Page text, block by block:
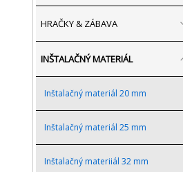
HRAČKY & ZÁBAVA
INŠTALAČNÝ MATERIÁL
Inštalačný materiál 20 mm
Inštalačný materiál 25 mm
Inštalačný materiiál 32 mm